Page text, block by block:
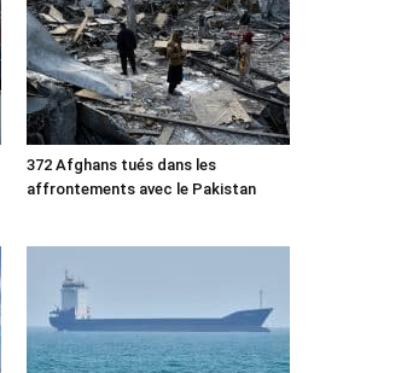
372 Afghans tués dans les
affrontements avec le Pakistan